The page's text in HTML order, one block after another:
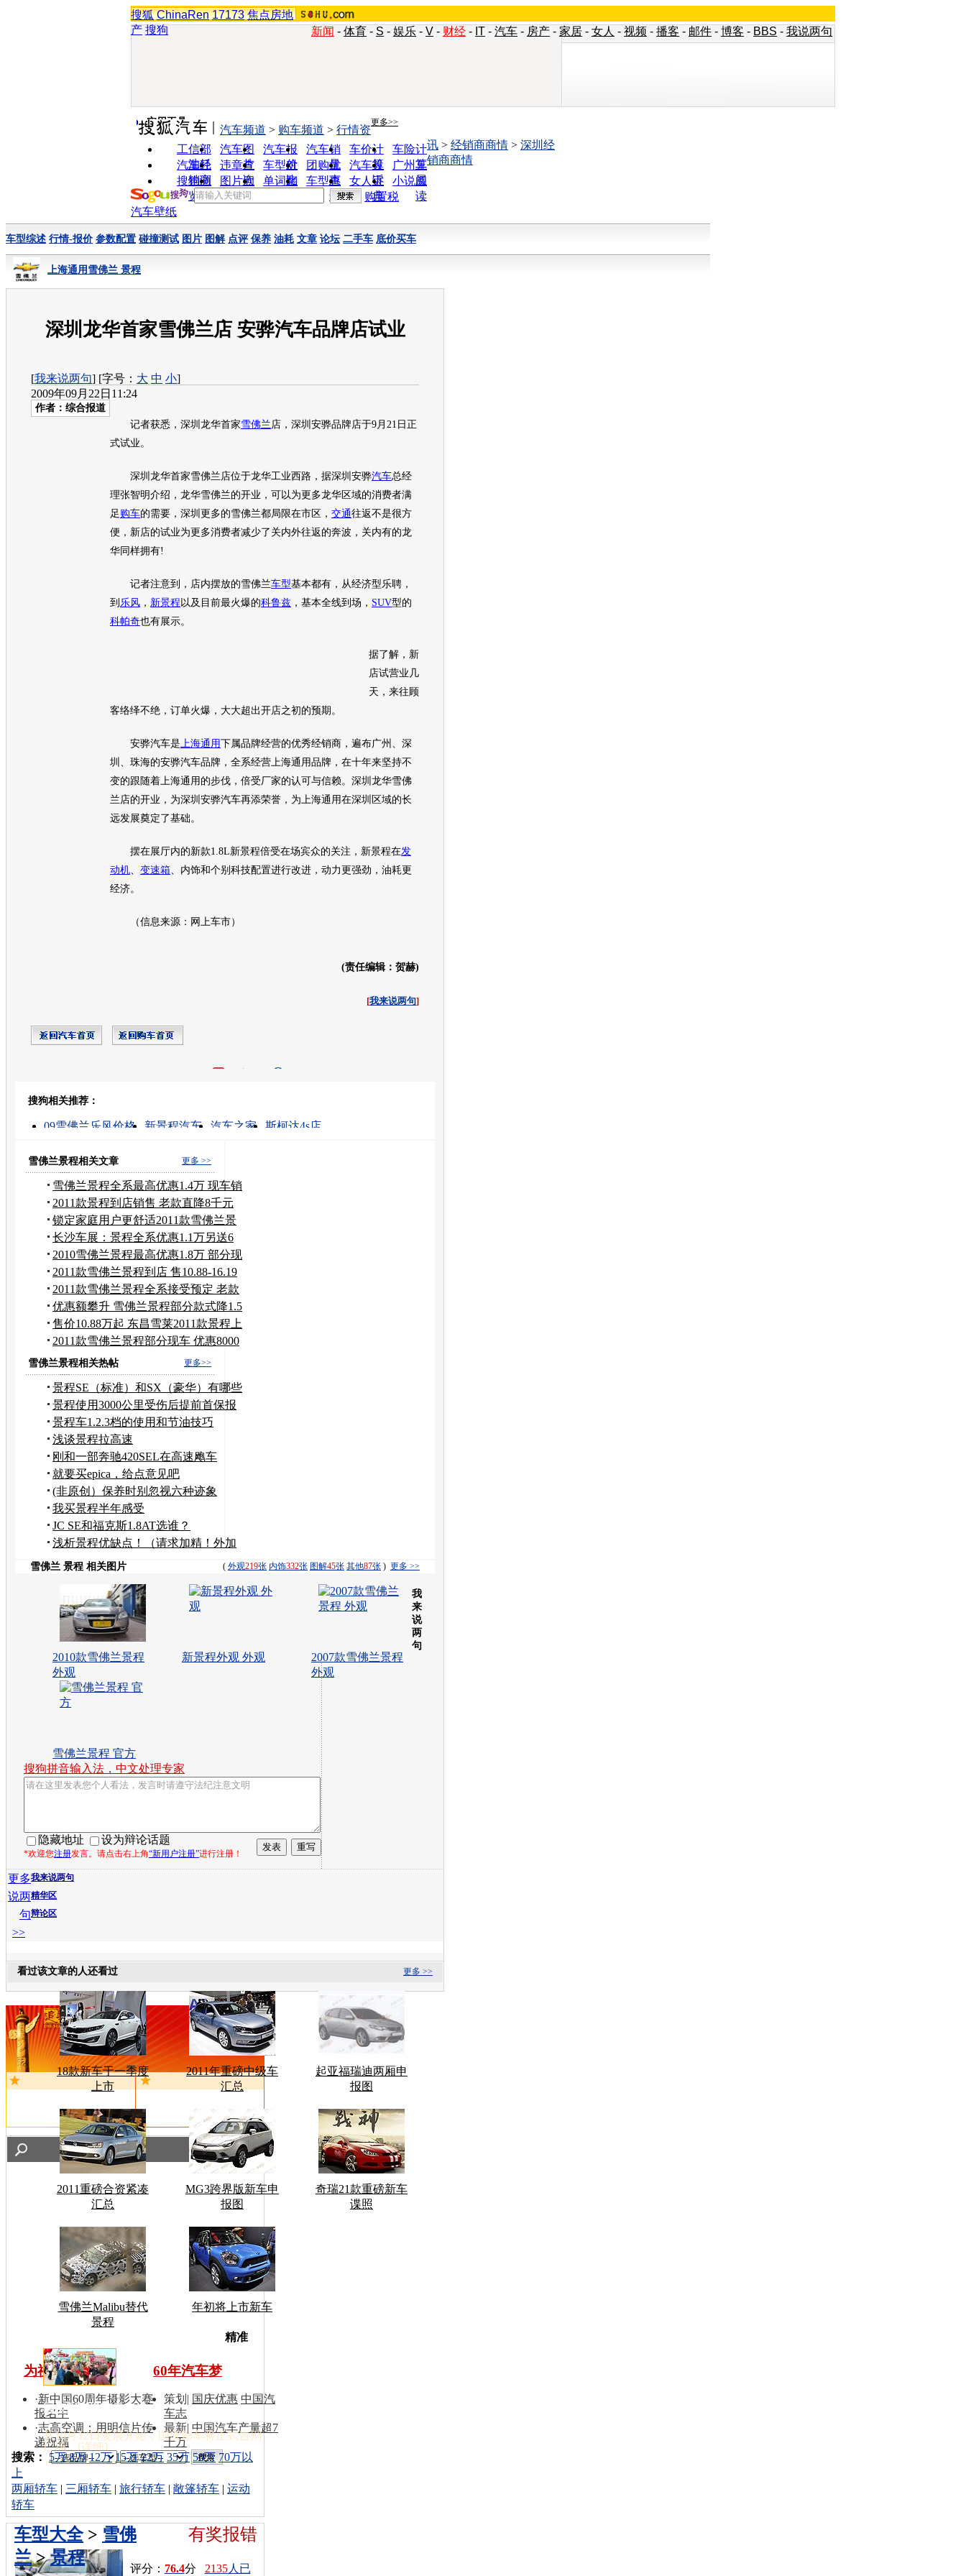
搜狐 ChinaRen 17173 焦点房地
产 搜狗 新闻 - 体育 - S - 娱乐 - V - 财经 - IT - 汽车 - 房产 - 家居 - 女人 - 视频 - 播客 - 邮件 - 博客 - BBS - 我说两句
实用工具 更多>>
工信部
油耗
汽车图
片
汽车报
价
汽车销
量
车价计
算
车险计
算
汽车经
销商
违章查
询
车型对
比
团购优
惠
汽车投
诉
广州车
展
搜狗浏
览器
图片欣
赏
单词翻
车型查
询
女人宝
典
小说阅
读
汽车频道 > 购车频道 > 行情资
讯 > 经销商商情 > 深圳经
销商商情
购置税
汽车壁纸
车型综述 行情-报价 参数配置 碰撞测试 图片 图解 点评 保养 油耗 文章 论坛 二手车 底价买车
上海通用雪佛兰 景程
深圳龙华首家雪佛兰店 安骅汽车品牌店试业
[我来说两句] [字号： 大 中 小]
2009年09月22日11:24
作者：综合报道
记者获悉，深圳龙华首家雪佛兰 店，深圳安骅品牌店于9月21日正
式试业。
深圳龙华首家雪佛兰 店位于龙华工业西路，据深圳安骅汽车总经
理张智明介绍，龙华雪佛兰的开业，可以为更多龙华区域的消费者满
足 购车的需要，深圳更多的雪佛兰都局限在市区， 交通往返不是很方
便，新店的试业为更多消费者减少了关内外往返的奔波，关内有的龙
华同样拥有!
记者注意到，店内摆放的雪佛兰车型基本都有，从经济型乐聘，
到 乐风 ， 新景程 以及目前最火爆的科鲁兹 ，基本全线到场， SUV型的
科帕奇也有展示。
据了解，新
店试营业几
天，来往顾
客络绎不绝，订单火爆，大大超出开店之初的预期。
安骅汽车是 上海通用下属品牌经营的优秀经销商，遍布广州、深
圳、珠海的安骅汽车品牌，全系经营 上海通用品牌，在十年来坚持不
变的跟随着 上海通用 的步伐，倍受厂家的认可与信赖。深圳龙华雪佛
兰 店的开业，为深圳安骅汽车再添荣誉，为 上海通用在深圳区域的长
远发展奠定了基础。
摆在展厅内的新款1.8L新景程倍受在场宾众的关注， 新景程在发
动机
变速箱 、内饰和个别科技配置进行改进，动力更强劲，油耗更
经济。
（信息来源：网上车市）
(责任编辑：贺赫)
[我来说两句]
转发至：
搜狗相关推荐：
09雪佛兰乐风价格 新景程汽车 汽车之家
斯柯达4s店
乐风4s店
08款新景程 雪佛兰汽车报价
更多 >>
雪佛兰景程相关文章
雪佛兰景程全系最高优惠1.4万 现车销
售
2011款景程到店销售 老款直降8千元
清货
锁定家庭用户更舒适2011款雪佛兰景
程上
长沙车展：景程全系优惠1.1万另送6
件套
2010雪佛兰景程最高优惠1.8万 部分现
车
2011款雪佛兰景程到店 售10.88-16.19
万元
2011款雪佛兰景程全系接受预定 老款
特价
优惠额攀升 雪佛兰景程部分款式降1.5
万
售价10.88万起 东昌雪莱2011款景程上
市
2011款雪佛兰景程部分现车 优惠8000
元
更多>>
雪佛兰景程相关热帖
景程SE（标准）和SX（豪华）有哪些
区别
景程使用3000公里受伤后提前首保报
告
景程车1.2.3档的使用和节油技巧
浅谈景程拉高速
刚和一部奔驰420SEL在高速飑车
就要买epica，给点意见吧
(非原创）保养时别忽视六种迹象
我买景程半年感受
JC SE和福克斯1.8AT选谁？
浅析景程优缺点！（请求加精！外加
发米！）
( 外观219张 内饰332张 图解45张 其他87张 ) 更多 >>
雪佛兰 景程 相关图片
2010款雪佛兰景程
外观
新景程外观 外观
2007款雪佛兰景程
外观
雪佛兰景程 官方
我
来
说
两
句
搜狗拼音输入法，中文处理专家
隐藏地址 设为辩论话题
*欢迎您注册发言。请点击右上角“新用户注册”进行注册！
我来说两句
精华区
辩论区
更多
说两
句
>>
更多 >>
看过该文章的人还看过
18款新车于一季度
上市
2011年重磅中级车
汇总
起亚福瑞迪两厢申
报图
2011重磅合资紧凑
汇总
MG3跨界版新车申
报图
奇瑞21款重磅新车
谍照
雪佛兰Malibu替代
景程
年初将上市新车
国庆彩车撤离天安门
从10月12日凌晨开始，国庆彩车将正式告别
广场…[详细 ]
为祖国同喝彩
·新中国60周年摄影大赛
报名中
·志高空调：用明信片传
递祝福
60年汽车梦
策划 | 国庆优惠 中国汽
车志
最新|中国汽车产量超7
千万
车型搜
索：
精准
搜索： 5万 8万 12万 15万 22万 35万 50万 70万以
上
两厢轿车 | 三厢轿车 | 旅行轿车 | 敞篷轿车 | 运动
轿车
有奖报错
车型大全> 雪佛
兰>景程
评分： 76.4分 2135人已